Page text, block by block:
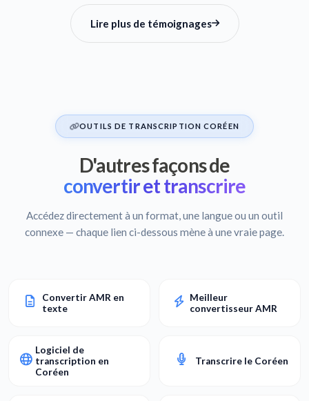
Lire plus de témoignages
OUTILS DE TRANSCRIPTION CORÉEN
D'autres façons de
convertir et transcrire
Accédez directement à un format, une langue ou un outil
connexe — chaque lien ci-dessous mène à une vraie page.
Convertir AMR en
texte
Meilleur
convertisseur AMR
Logiciel de
transcription en
Coréen
Transcrire le Coréen